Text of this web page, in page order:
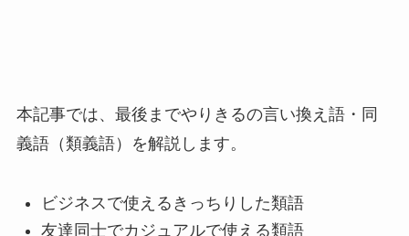
本記事では、最後までやりきるの言い換え語・同
義語（類義語）を解説します。
ビジネスで使えるきっちりした類語
友達同士でカジュアルで使える類語